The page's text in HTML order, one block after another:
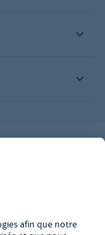
destinée aux
nets majorés de
des frais